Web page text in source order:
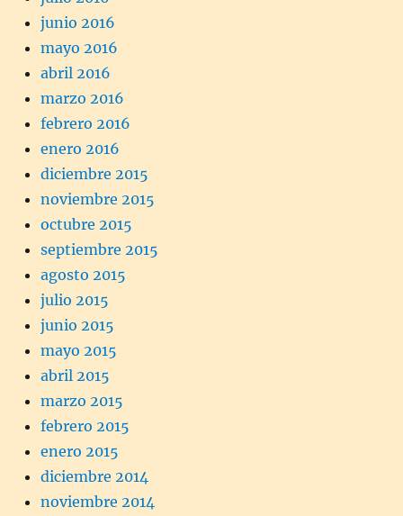
junio 2016
mayo 2016
abril 2016
marzo 2016
febrero 2016
enero 2016
diciembre 2015
noviembre 2015
octubre 2015
septiembre 2015
agosto 2015
julio 2015
junio 2015
mayo 2015
abril 2015
marzo 2015
febrero 2015
enero 2015
diciembre 2014
noviembre 2014